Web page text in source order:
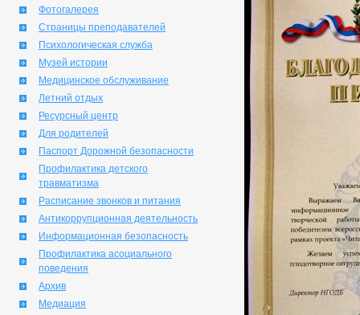
Фотогалерея
Страницы преподавателей
Психологическая служба
Музей истории
Медицинское обслуживание
Летний отдых
Ресурсный центр
Для родителей
Паспорт Дорожной безопасности
Профилактика детского
травматизма
Расписание звонков и питания
Антикоррупционная деятельность
Информационная безопасность
Профилактика асоциального
поведения
Архив
Медиация